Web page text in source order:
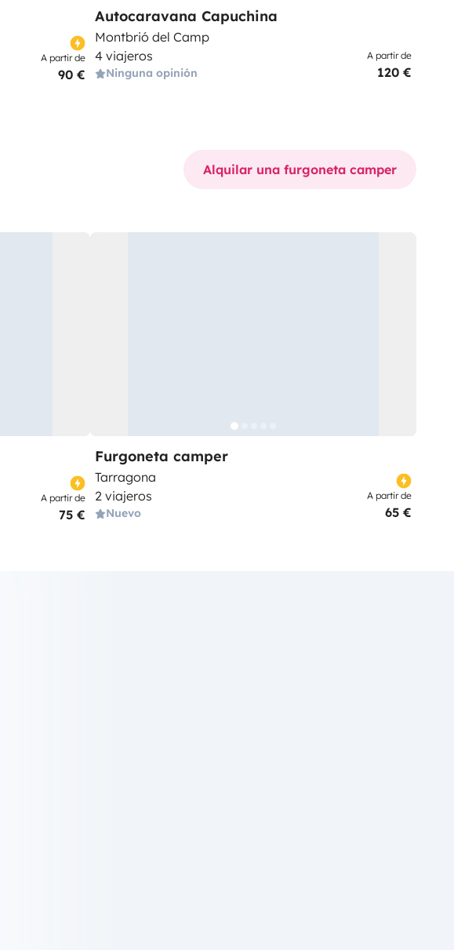
A partir de
90 €
Autocaravana Capuchina
Montbrió del Camp
4 viajeros
Ninguna opinión
A partir de
120 €
Alquilar una furgoneta camper
A partir de
75 €
Furgoneta camper
Tarragona
2 viajeros
Nuevo
A partir de
65 €